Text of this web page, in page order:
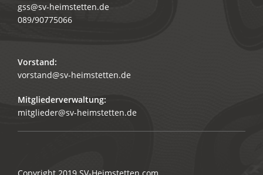
gss@sv-heimstetten.de
089/90775066
Vorstand:
vorstand@sv-heimstetten.de
Mitgliederverwaltung:
mitglieder@sv-heimstetten.de